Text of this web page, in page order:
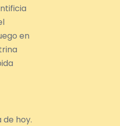
en
hoy.